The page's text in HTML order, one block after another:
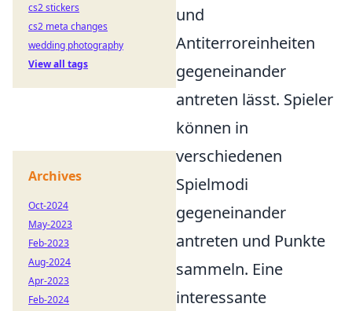
und
Antiterroreinheiten
gegeneinander
antreten lässt. Spieler
können in
verschiedenen
Spielmodi
gegeneinander
antreten und Punkte
sammeln. Eine
interessante
cs2 stickers
cs2 meta changes
wedding photography
View all tags
Archives
Oct-2024
May-2023
Feb-2023
Aug-2024
Apr-2023
Feb-2024